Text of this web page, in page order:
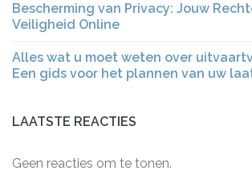
Bescherming van Privacy: Jouw
Veiligheid Online
Alles wat u moet weten over
Een gids voor het plannen van uw
LAATSTE REACTIES
Geen reacties om te tonen.